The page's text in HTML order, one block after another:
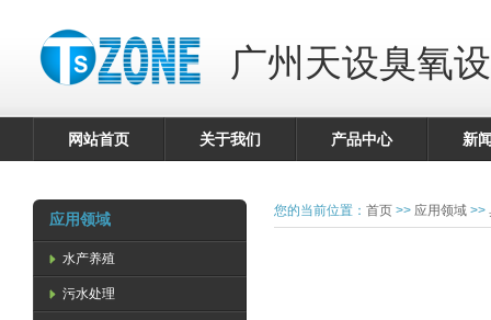
广州天设臭氧
网站首页 关于我们 产品中心 新
应用领域
水产养殖
污水处理
您的当前位置： 首页 >> 应用领域 >>